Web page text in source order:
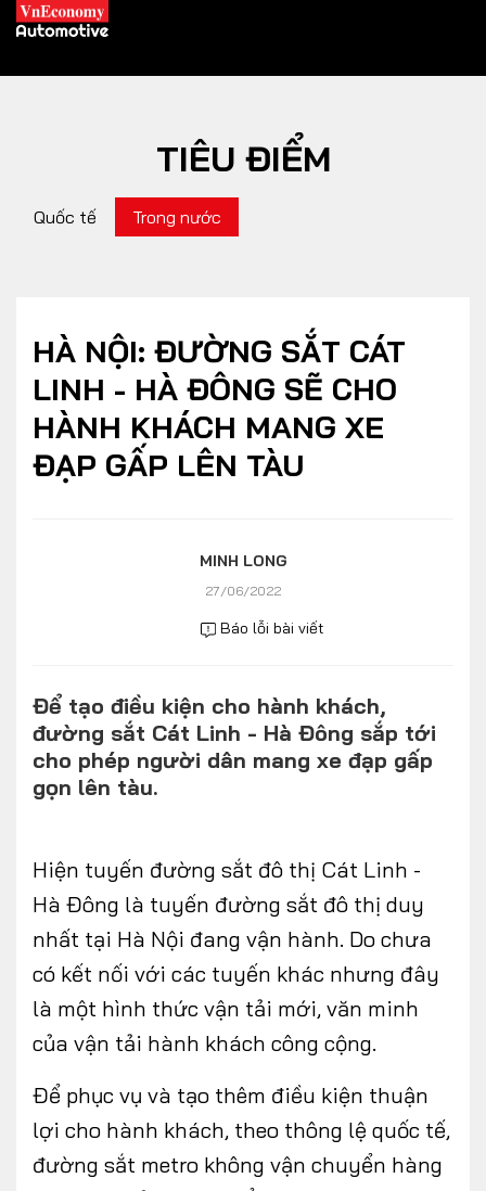
XE XANH
Xe điện
THỊ TRƯỜNG XE
Chính sách
DOANH NGHIỆP
Thương hiệu
Album ảnh
Video
HÃNG XE MODEL
DÒNG XE
FOLLOW US
TIÊU ĐIỂM
Quốc tế Trong nước
HÀ NỘI: ĐƯỜNG SẮT CÁT
LINH - HÀ ĐÔNG SẼ CHO
HÀNH KHÁCH MANG XE
ĐẠP GẤP LÊN TÀU
MINH LONG
27/06/2022
Báo lỗi bài viết
Để tạo điều kiện cho hành khách,
đường sắt Cát Linh - Hà Đông sắp tới
cho phép người dân mang xe đạp gấp
gọn lên tàu.
Hiện tuyến đường sắt đô thị Cát Linh -
Hà Đông là tuyến đường sắt đô thị duy
nhất tại Hà Nội đang vận hành. Do chưa
có kết nối với các tuyến khác nhưng đây
là một hình thức vận tải mới, văn minh
của vận tải hành khách công cộng.
Để phục vụ và tạo thêm điều kiện thuận
lợi cho hành khách, theo thông lệ quốc tế,
đường sắt metro không vận chuyển hàng